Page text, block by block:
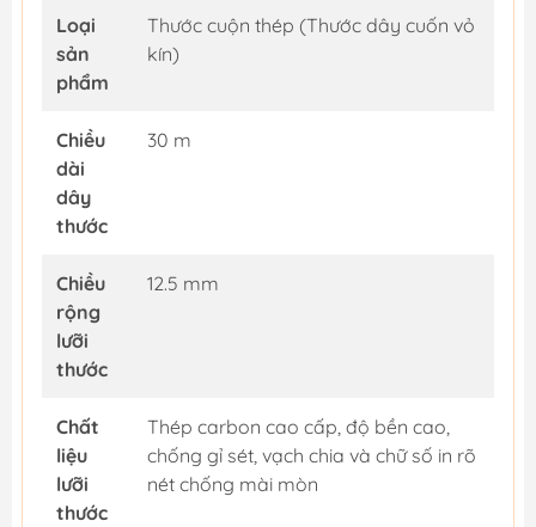
Loại
sản
phẩm
Thước cuộn thép (Thước dây cuốn vỏ
kín)
Chiều
dài
dây
thước
30 m
Chiều
rộng
lưỡi
thước
12.5 mm
Chất
liệu
lưỡi
thước
Thép carbon cao cấp, độ bền cao,
chống gỉ sét, vạch chia và chữ số in rõ
nét chống mài mòn